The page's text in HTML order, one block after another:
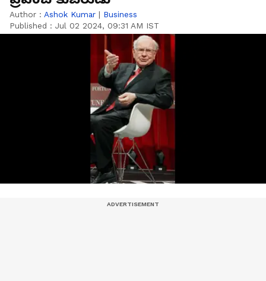
Author : Ashok Kumar | Business
Published : Jul 02 2024, 09:31 AM IST